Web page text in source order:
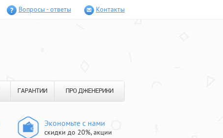
Вопросы - ответы Контакты
ГАРАНТИИ ПРО ДЖЕНЕРИКИ
Экономьте с нами
скидки до 20%, акции